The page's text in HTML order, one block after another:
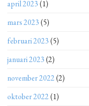
april 2023(1)
mars 2023(5)
februari 2023(5)
januari 2023(2)
november 2022(2)
oktober 2022(1)